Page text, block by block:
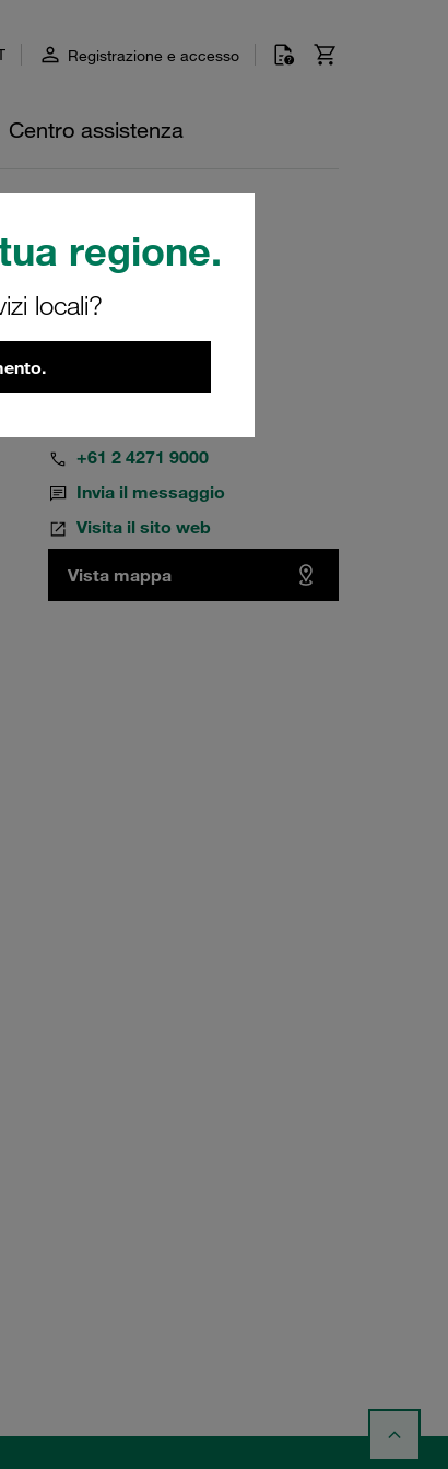
regione.
locali?
Registrazione e accesso
Centro assistenza
+61 2 4271 9000
Invia il messaggio
Visita il sito web
Vista mappa